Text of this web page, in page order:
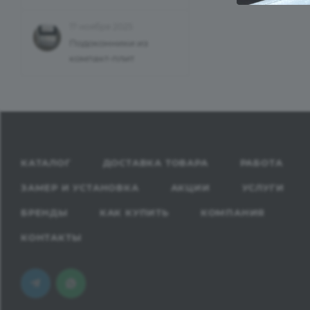
КАТАЛОГ ДОСТАВКА ТОВАРА РАБОТА
ЗАМЕР И УСТАНОВКА АКЦИИ УСЛУГИ
БРЕНДЫ КАК КУПИТЬ КОМПАНИЯ
КОНТАКТЫ